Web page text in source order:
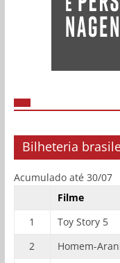
Bilheteria
Acumulado até 30/07
Filme
1
Toy Story 5
2
Homem-